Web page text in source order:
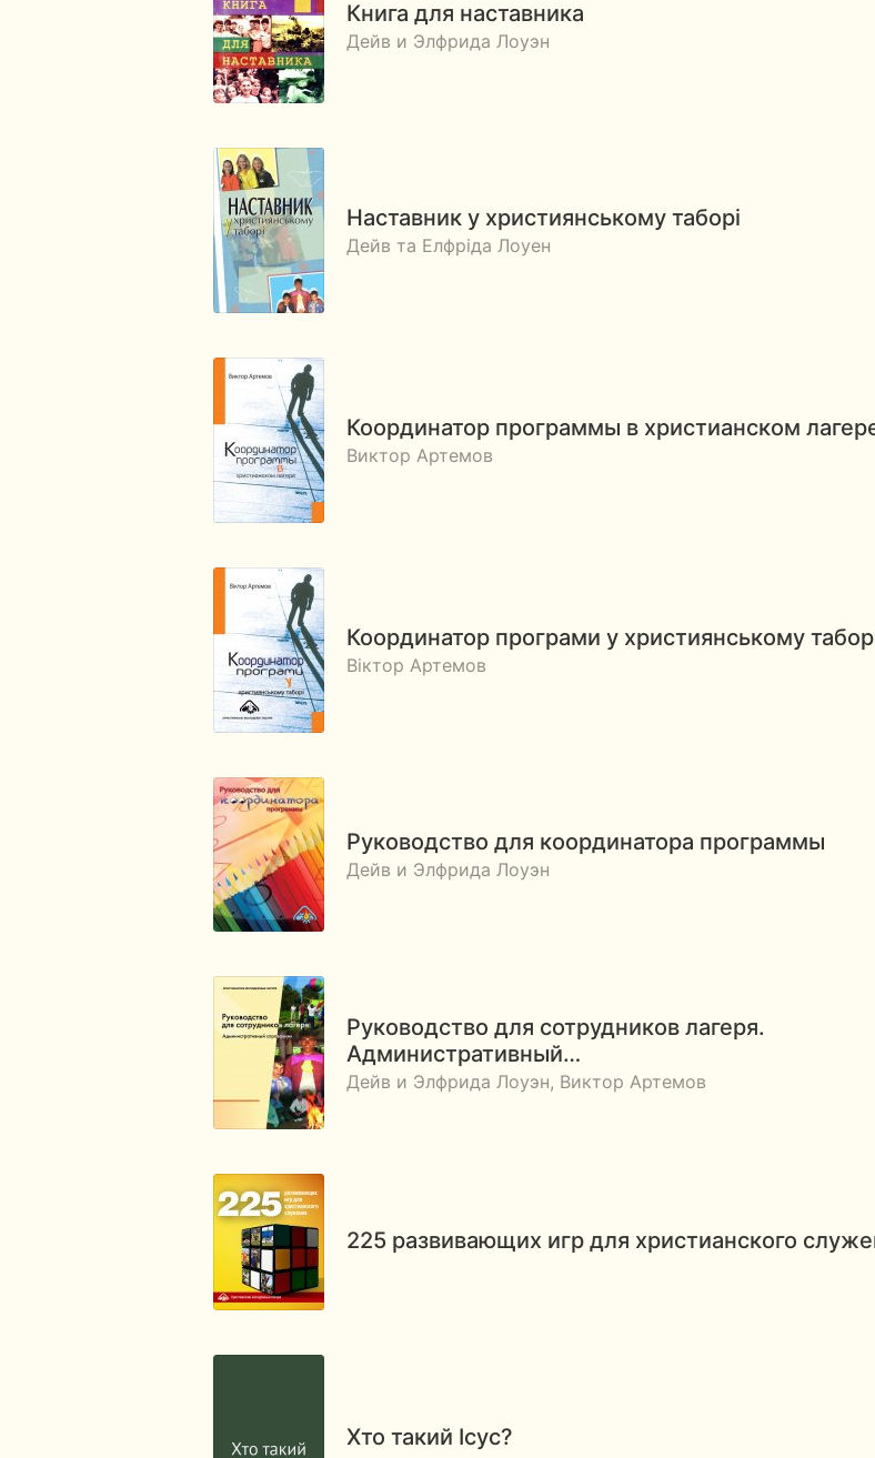
Книга для наставника
Дейв и Элфрида Лоуэн
Наставник у християнському таборі
Дейв та Елфріда Лоуен
Координатор программы в христианском
Виктор Артемов
Координатор програми у християнському
Віктор Артемов
Руководство для координатора программы
Дейв и Элфрида Лоуэн
Руководство для сотрудников лагеря.
Административный…
Дейв и Элфрида Лоуэн, Виктор Артемов
225 развивающих игр для христианского
Хто такий Ісус?